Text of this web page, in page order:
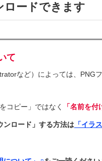
ロードできます
て
など）によっては、PNG
コピー」ではなく
「名前を付
ンロード」する方法は 「イラ